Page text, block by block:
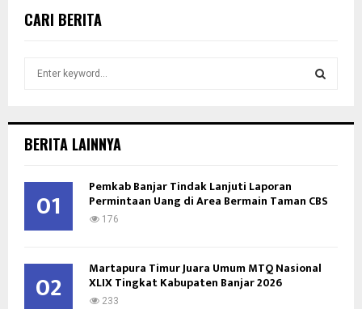
CARI BERITA
h
o
R
H
BERITA LAINNYA
01 Pemkab Banjar Tindak Lanjuti Laporan
Permintaan Uang di Area Bermain Taman CBS
176
02 Martapura Timur Juara Umum MTQ Nasional
XLIX Tingkat Kabupaten Banjar 2026
233